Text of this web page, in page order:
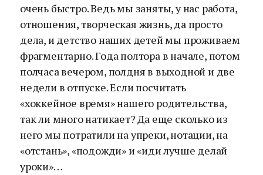
очень быстро. Ведь мы заняты, у нас работа,
отношения, творческая жизнь, да просто
дела, и детство наших детей мы проживаем
фрагментарно. Года полтора в начале, потом
полчаса вечером, полдня в выходной и две
недели в отпуске. Если посчитать
«хоккейное время» нашего родительства,
так ли много натикает? Да еще сколько из
него мы потратили на упреки, нотации, на
«отстань», «подожди» и «иди лучше делай
уроки»…